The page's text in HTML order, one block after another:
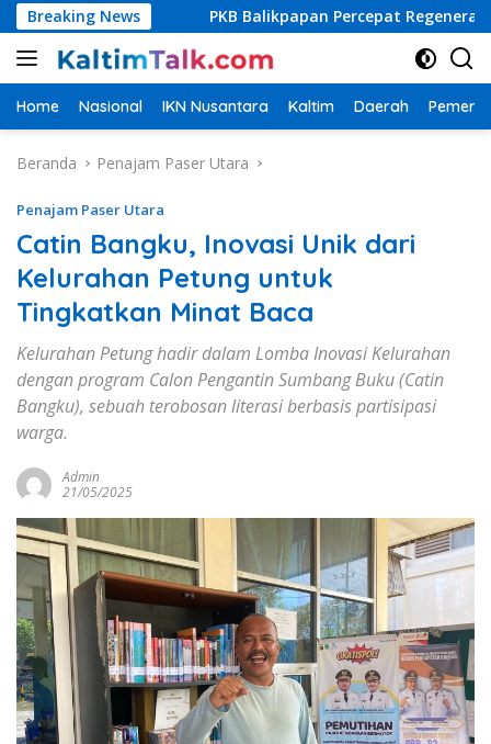
Langsung
ke
konten
Breaking NewsPKB Balikpapan Percepat Regenerasi, Kader
Home Nasional IKN Nusantara Kaltim Daerah
Beranda Penajam Paser Utara
Penajam Paser Utara
Catin Bangku, Inovasi Unik dari
Kelurahan Petung untuk
Tingkatkan Minat Baca
Kelurahan Petung hadir dalam Lomba Inovasi Kelurahan
dengan program Calon Pengantin Sumbang Buku (Catin
Bangku), sebuah terobosan literasi berbasis partisipasi
warga.
Admin
21/05/2025